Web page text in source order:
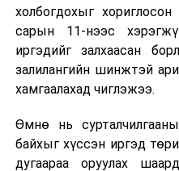
Сургууль,
зохицуулалт
2026 оны 8 дугаар
байранд элсэлт,
арга хэмжээ зохион
холбогдохыг
сарын 11-нээс
иргэдийг залхаасан
залилангийн шинжтэй
хамгаалахад чиглэжээ.
Өмнө нь
байхыг хүссэн иргэд
дугаараа оруулах